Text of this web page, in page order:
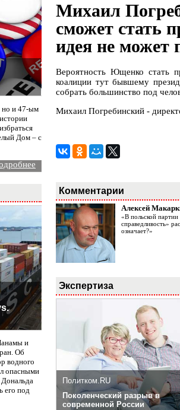
но и 47-ым
Дом – с
и
Об
водного
опасными
Дональда
его под
Михаил
сможет стать
идея не может
Вероятность Ющенко стать
коалиции тут бывшему
собрать большинство под
Михаил Погребинский -
Комментарии
Алексей
«В польской
справедливость»
означает?»
Экспертиза
Политком.RU
Поколенческий разрыв в
современной России